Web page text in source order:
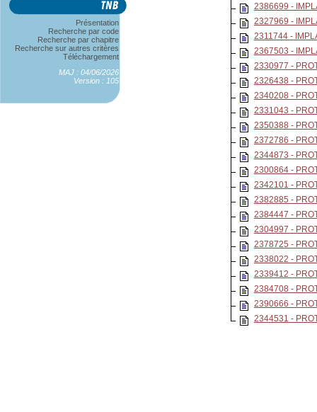
Présentation
Recherche par code
Recherche par chapitre
Recherche sur autres critères
Téléchargement
MAJ : 04/06/2026
Version : 105
2386699 -
2327969 -
2311744 -
2367503 -
2330977 -
2326438 -
2340208 -
2331043 -
2350388 -
2372786 -
2344873 -
2300864 -
2342101 -
2382885 -
2384447 -
2304997 -
2378725 -
2338022 -
2339412 -
2384708 -
2390666 -
2344531 -